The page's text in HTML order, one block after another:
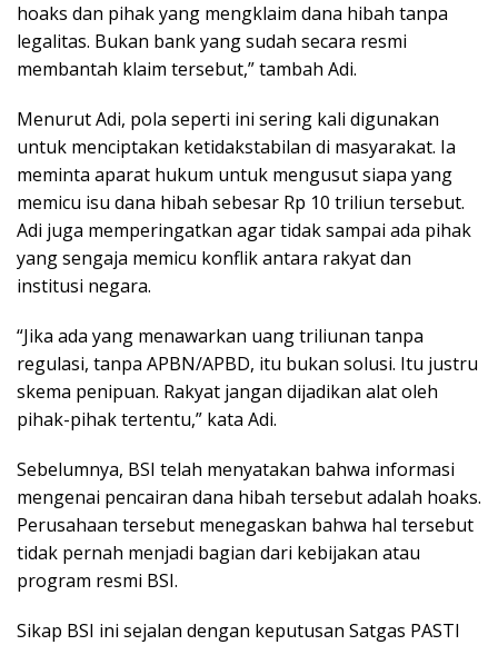
hoaks dan pihak yang mengklaim dana hibah tanpa
legalitas. Bukan bank yang sudah secara resmi
membantah klaim tersebut,” tambah Adi.
Menurut Adi, pola seperti ini sering kali digunakan
untuk menciptakan ketidakstabilan di masyarakat. Ia
meminta aparat hukum untuk mengusut siapa yang
memicu isu dana hibah sebesar Rp 10 triliun tersebut.
Adi juga memperingatkan agar tidak sampai ada pihak
yang sengaja memicu konflik antara rakyat dan
institusi negara.
“Jika ada yang menawarkan uang triliunan tanpa
regulasi, tanpa APBN/APBD, itu bukan solusi. Itu justru
skema penipuan. Rakyat jangan dijadikan alat oleh
pihak-pihak tertentu,” kata Adi.
Sebelumnya, BSI telah menyatakan bahwa informasi
mengenai pencairan dana hibah tersebut adalah hoaks.
Perusahaan tersebut menegaskan bahwa hal tersebut
tidak pernah menjadi bagian dari kebijakan atau
program resmi BSI.
Sikap BSI ini sejalan dengan keputusan Satgas PASTI